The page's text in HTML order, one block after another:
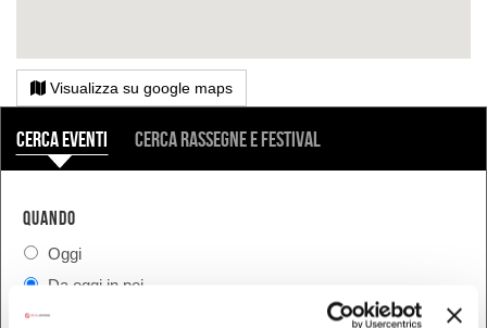
Visualizza su google maps
COSA
Cerca eventi Cerca rassegne e festival
QUANDO
Oggi
Da oggi in poi
Nel week-end